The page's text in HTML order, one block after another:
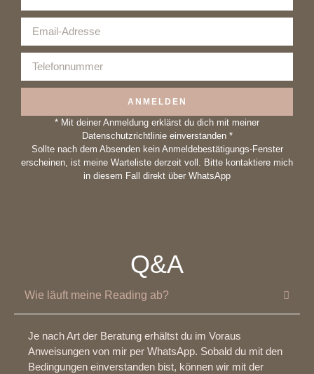
ANMELDEN
* Mit deiner Anmeldung erklärst du dich mit meiner
Datenschutzrichtlinie einverstanden *
Sollte nach dem Absenden kein Anmeldebestätigungs-Fenster
erscheinen, ist meine Warteliste derzeit voll. Bitte kontaktiere mich
in diesem Fall direkt über WhatsApp
Q&A
Wie läuft meine Reading ab?
Je nach Art der Beratung erhältst du im Voraus
Anweisungen von mir per WhatsApp. Sobald du mit den
Bedingungen einverstanden bist, können wir mit der